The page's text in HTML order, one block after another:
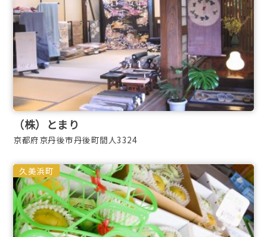
（株）とまり
京都府京丹後市丹後町間人3324
久美浜町